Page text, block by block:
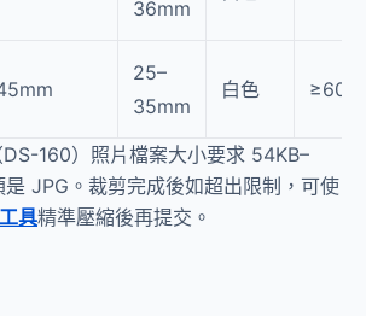
36mm
25–
35mm
白色
160）照片檔案大小要求 54KB–
JPG。裁剪完成後如超出限制，可使
具精準壓縮後再提交。